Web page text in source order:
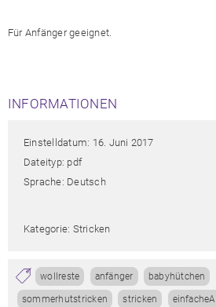
Für Anfänger geeignet.
INFORMATIONEN
Einstelldatum: 16. Juni 2017
Dateityp: pdf
Sprache: Deutsch
Kategorie: Stricken
wollreste anfänger babyhütchen
sommerhutstricken stricken